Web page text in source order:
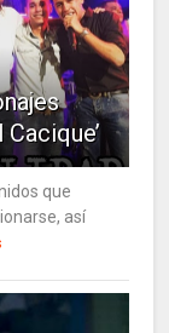
que
así